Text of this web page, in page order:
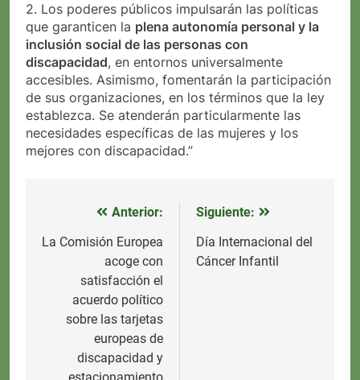
2. Los poderes públicos impulsarán las políticas
que garanticen la plena autonomía personal y la
inclusión social de las personas con
discapacidad, en entornos universalmente
accesibles. Asimismo, fomentarán la participación
de sus organizaciones, en los términos que la ley
establezca. Se atenderán particularmente las
necesidades específicas de las mujeres y los
mejores con discapacidad.”
Navegación
de
entradas
Anterior:
La Comisión Europea
acoge con
satisfacción el
acuerdo político
sobre las tarjetas
europeas de
discapacidad y
Siguiente:
Día Internacional del
Cáncer Infantil